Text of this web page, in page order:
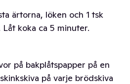
ärtorna, löken och 1 tsk
koka ca 5 minuter.
på bakplåtspapper på en
på varje brödskiva